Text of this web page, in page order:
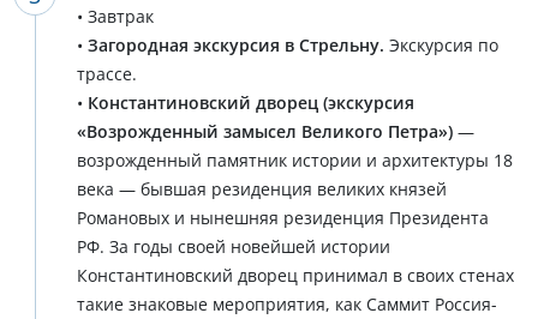
• Завтрак
• Загородная экскурсия в Стрельну. Экскурсия по
трассе.
• Константиновский дворец (экскурсия
«Возрожденный замысел Великого Петра»)—
возрожденный памятник истории и архитектуры 18
века — бывшая резиденция великих князей
Романовых и нынешняя резиденция Президента
РФ. За годы своей новейшей истории
Константиновский дворец принимал в своих стенах
такие знаковые мероприятия, как Саммит Россия-